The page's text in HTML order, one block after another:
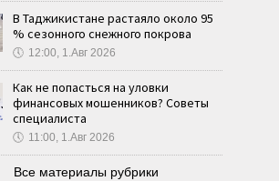
В Таджикистане растаяло около 95
% сезонного снежного покрова
🕔 12:00, 1.Авг 2026
Как не попасться на уловки
финансовых мошенников? Советы
специалиста
🕔 11:00, 1.Авг 2026
Все материалы рубрики